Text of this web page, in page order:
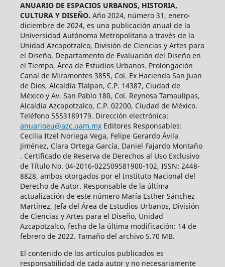
ANUARIO DE ESPACIOS URBANOS, HISTORIA,
CULTURA Y DISEÑO. Año 2024, número 31, enero-
diciembre de 2024, es una publicación anual de la
Universidad Autónoma Metropolitana a través de la
Unidad Azcapotzalco, División de Ciencias y Artes para
el Diseño, Departamento de Evaluación del Diseño en
el Tiempo, Área de Estudios Urbanos. Prolongación
Canal de Miramontes 3855, Col. Ex Hacienda San Juan
de Dios, Alcaldía Tlalpan, C.P. 14387, Ciudad de
México y Av. San Pablo 180, Col. Reynosa Tamaulipas,
Alcaldía Azcapotzalco, C.P. 02200, Ciudad de México.
Teléfono 5553189179. Dirección electrónica:
anuarioeu@azc.uam.mxEditores Responsables:
Cecilia Itzel Noriega Vega, Felipe Gerardo Ávila
Jiménez, Clara Ortega García, Daniel Fajardo Montaño
. Certificado de Reserva de Derechos al Uso Exclusivo
de Título No. 04-2016-022509581900-102, ISSN: 2448-
8828, ambos otorgados por el Instituto Nacional del
Derecho de Autor. Responsable de la última
actualización de este número María Esther Sánchez
Martínez, Jefa del Área de Estudios Urbanos, División
de Ciencias y Artes para el Diseño, Unidad
Azcapotzalco, fecha de la última modificación: 14 de
febrero de 2022. Tamaño del archivo 5.70 MB.
El contenido de los artículos publicados es
responsabilidad de cada autor y no necesariamente